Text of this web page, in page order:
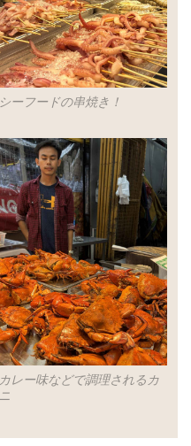
シーフードの串焼き！
カレー味などで調理されるカ
ニ